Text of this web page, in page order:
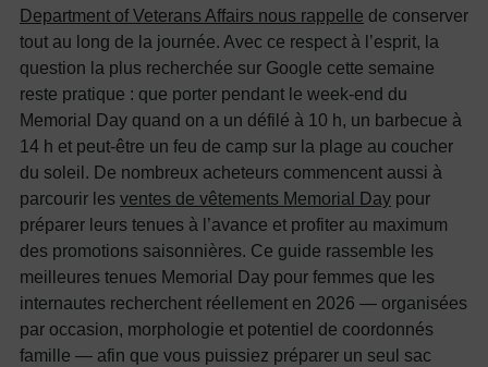
Department of Veterans Affairs nous rappelle de conserver
tout au long de la journée. Avec ce respect à l’esprit, la
question la plus recherchée sur Google cette semaine
reste pratique : que porter pendant le week-end du
Memorial Day quand on a un défilé à 10 h, un barbecue à
14 h et peut-être un feu de camp sur la plage au coucher
du soleil. De nombreux acheteurs commencent aussi à
parcourir les ventes de vêtements Memorial Day pour
préparer leurs tenues à l’avance et profiter au maximum
des promotions saisonnières. Ce guide rassemble les
meilleures tenues Memorial Day pour femmes que les
internautes recherchent réellement en 2026 — organisées
par occasion, morphologie et potentiel de coordonnés
famille — afin que vous puissiez préparer un seul sac